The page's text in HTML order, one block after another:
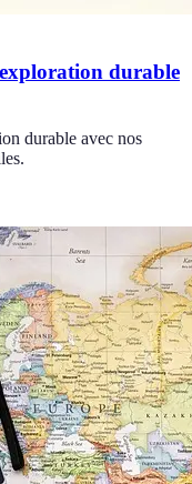
durable
durable avec nos